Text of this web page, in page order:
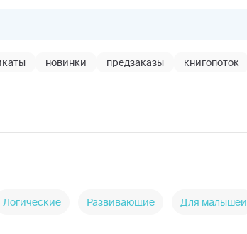
новинки предзаказы книгопоток
Логические Развивающие Для малышей